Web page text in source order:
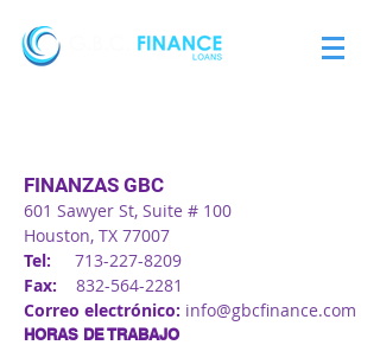
FINANZAS GBC
601 Sawyer St, Suite # 100
Houston, TX 77007
Tel:
713-227-8209
Fax:
832-564-2281
Correo electrónico: info@gbcfinance.com
HORAS DE TRABAJO